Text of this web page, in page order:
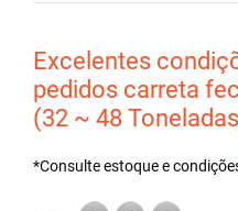
Excelentes
pedidos carreta
(32 ~ 48
*Consulte estoque e